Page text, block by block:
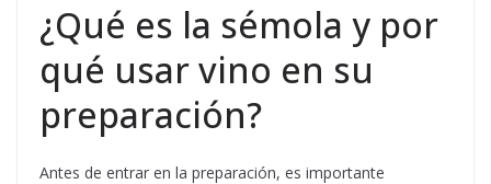
¿Qué es la sémola y por
qué usar vino en su
preparación?
Antes de entrar en la preparación, es importante